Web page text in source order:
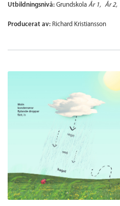
Utbildningsnivå: Grundskola År 1 År 2
Producerat av: Richard Kristiansson